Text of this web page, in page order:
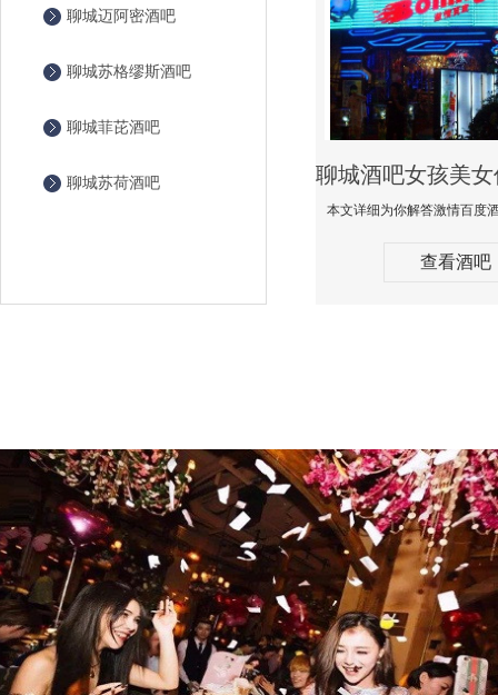
聊城迈阿密酒吧
聊城苏格缪斯酒吧
聊城菲芘酒吧
聊城苏荷酒吧
查看酒吧